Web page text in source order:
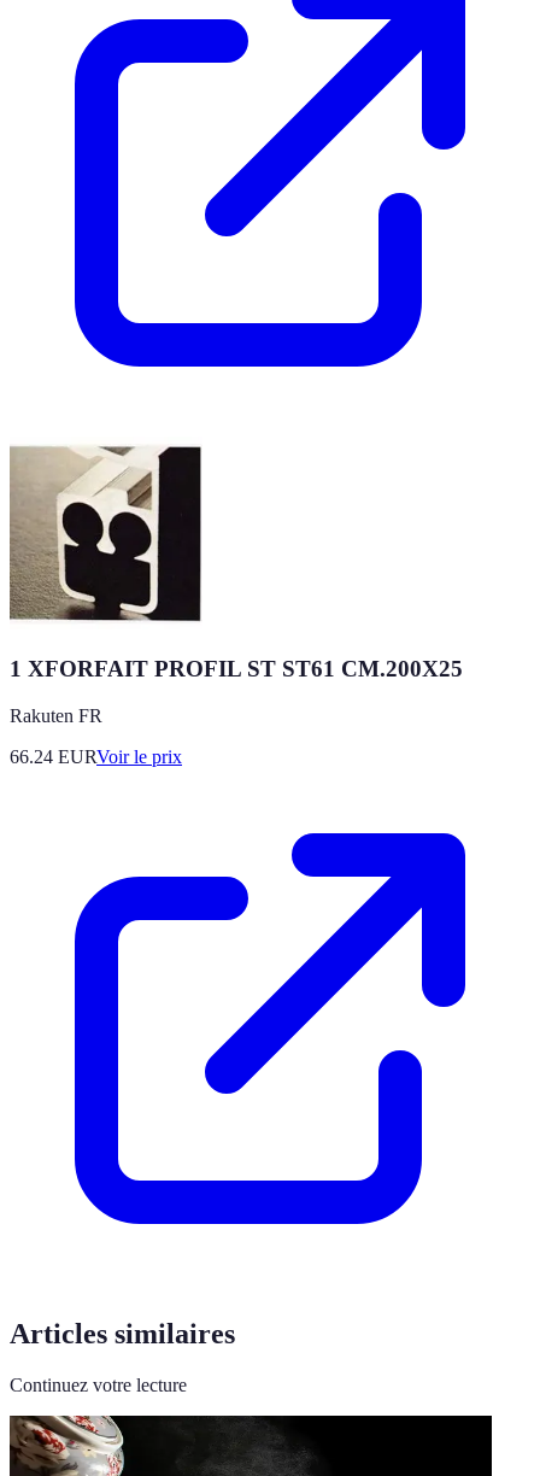
1 XFORFAIT PROFIL ST ST61 CM.200X25
Rakuten FR
66.24 EURVoir le prix
Articles similaires
Continuez votre lecture